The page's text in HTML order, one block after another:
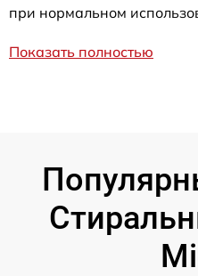
при нормальном
Показать полностью